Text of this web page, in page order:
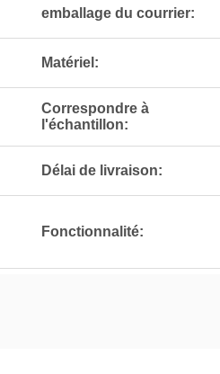
emballage du courrier:
Matériel:
Correspondre à
l'échantillon:
Délai de livraison:
Fonctionnalité: